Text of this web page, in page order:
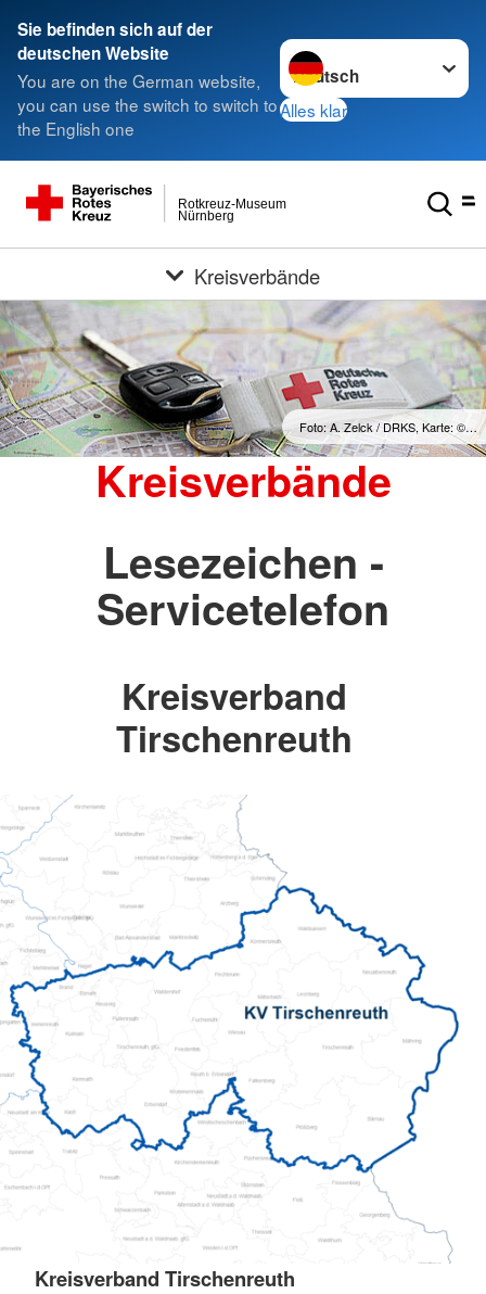
Sie befinden sich auf der
deutschen Website
You are on the German website,
you can use the switch to switch to
the English one
Sprache wechseln zu
Alles klar
Nürnberg
Rotkreuz-Museum
Kreisverbände
Foto: A. Zelck / DRKS, Karte: ©…
Kreisverbände
Lesezeichen -
Servicetelefon
Kreisverband
Tirschenreuth
Kreisverband Tirschenreuth